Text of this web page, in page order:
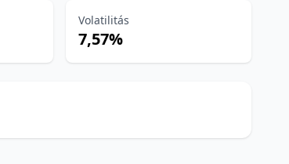
Volatilitás
7,57%